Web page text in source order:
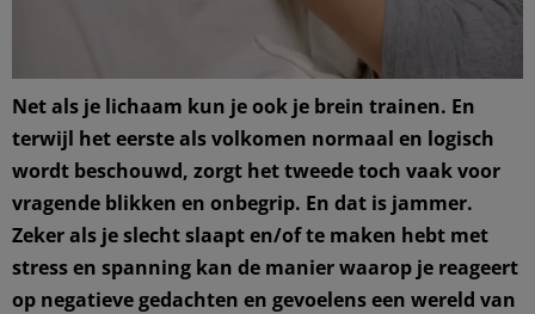
Net als je lichaam kun je ook je brein trainen. En
terwijl het eerste als volkomen normaal en logisch
wordt beschouwd, zorgt het tweede toch vaak voor
vragende blikken en onbegrip. En dat is jammer.
Zeker als je slecht slaapt en/of te maken hebt met
stress en spanning kan de manier waarop je reageert
op negatieve gedachten en gevoelens een wereld van